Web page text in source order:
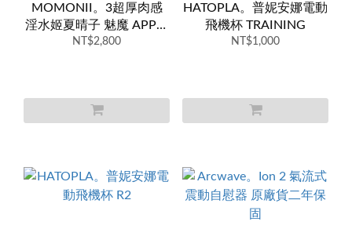
MOMONII。3超厚肉感
淫水姬夏晴子 魅魔 APP電
動飛機杯
NT$2,800
HATOPLA。普妮安娜電動
飛機杯 TRAINING
NT$1,000